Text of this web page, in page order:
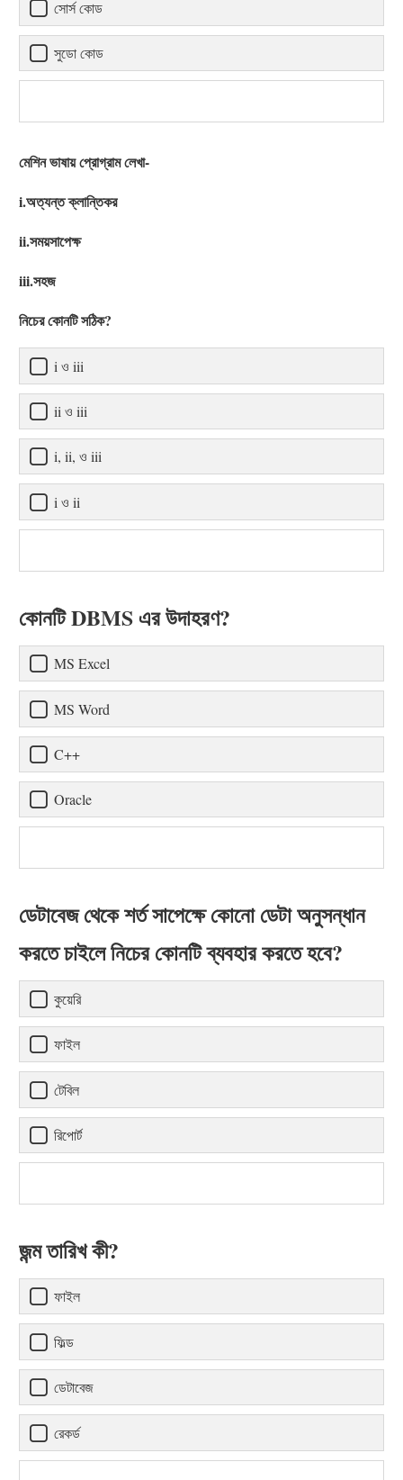
সোর্স কোড
সুডো কোড
মেশিন ভাষায় প্রোগ্রাম লেখা-
i.অত্যন্ত ক্লান্তিকর
ii.সময়সাপেক্ষ
iii.সহজ
নিচের কোনটি সঠিক?
i ও iii
ii ও iii
i, ii, ও iii
i ও ii
কোনটি DBMS এর উদাহরণ?
MS Excel
MS Word
C++
Oracle
ডেটাবেজ থেকে শর্ত সাপেক্ষে কোনো ডেটা অনুসন্ধান
করতে চাইলে নিচের কোনটি ব্যবহার করতে হবে?
কুয়েরি
ফাইল
টেবিল
রিপোর্ট
জন্ম তারিখ কী?
ফাইল
ফিল্ড
ডেটাবেজ
রেকর্ড